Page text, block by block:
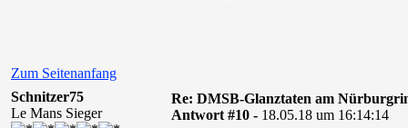
Zum Seitenanfang
Schnitzer75
Le Mans Sieger
Re: DMSB-Glanztaten am
Antwort #10 - 18.05.18 um 16:14:14